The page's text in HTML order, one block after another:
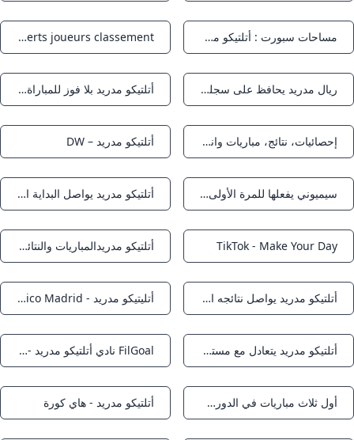
Notifications مساحات سبورت : أتلتيكو مدريد لا يعرف التسجيل! – مساحات Notifications
Atlético : transferts joueurs classement
Notifications ريال مدريد يحافظ على سجله المثالي وأتلتيكو يتعثر مجددا Notifications أتلتيكو مدريد بلا فوز للمباراة الثالثة في الليغا الشرق رياضة
Notifications إحصائيات، نتائج، مباريات وانتقالات Atlético de Madrid Soccerway Notifications
أتلتيكو مدريد – DW
Notifications سيميوني يفعلها للمرة الأولى في تاريخه مع أتلتيكو مدريد - هاي كورة Notifications أتلتيكو مدريد يواصل البداية الكارثية بتعادل مخيب أمام ألافيس
Notifications
TikTok - Make Your Day
Notifications أتلتيكو مدريدالمباريات والنتائج العربية Goal.com
Notifications أتلتيكو مدريد يواصل نتائجه السلبية في الليجا بتعادل مع ألافيس القاهرة الاخبارية Notifications أتليتيكو مدريد - Atletico Madrid - أخبار، صور، أهداف و مباريات نادي أتليتيكو مدريد - Elbotola - البطولة
Notifications أتلتيكو مدريد يتعادل مع مستضيفه ألافيس في الدوري الإسباني - S A N A – الوكالة العربية السورية للأنباء Notifications FilGoal نادي أتلتيكو مدريد - إسبانيا
Notifications أول ثلاث مباريات في الدوري الإسباني، أتلتيكو مدريد لا يزال بلا فوز - جازيتا إكسبريس Notifications
أتلتيكو مدريد - هاي كورة